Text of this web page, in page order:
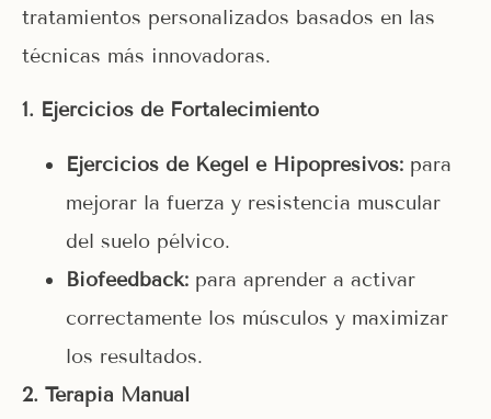
tratamientos personalizados basados en las
técnicas más innovadoras.
1️. Ejercicios de Fortalecimiento
Ejercicios de Kegel e Hipopresivos: para
mejorar la fuerza y resistencia muscular
del suelo pélvico.
Biofeedback: para aprender a activar
correctamente los músculos y maximizar
los resultados.
2️. Terapia Manual